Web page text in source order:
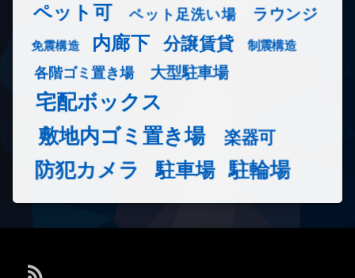
ペット可 ペット足洗い場 ラウンジ
免震構造 内廊下 分譲賃貸 制震構造
各階ゴミ置き場 大型駐車場
宅配ボックス
敷地内ゴミ置き場
楽器可
防犯カメラ 駐車場 駐輪場